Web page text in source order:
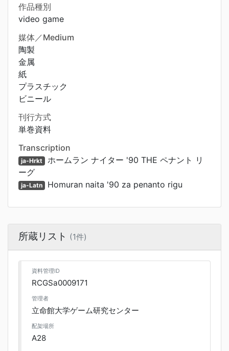
作品種別
video game
媒体／Medium
陶製
金属
紙
プラスチック
ビニール
刊行方式
単巻資料
Transcription
ja-Hrkt ホームラン ナイター '90 THE ペナント リ
ーグ
ja-Latn Homuran naita '90 za penanto rigu
所蔵リスト (1件)
資料管理ID
RCGSa0009171
管理者
立命館大学ゲーム研究センター
配架場所
A28